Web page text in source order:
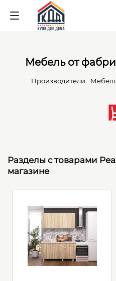
Мебель от
Производители
Разделы с товарами
магазине